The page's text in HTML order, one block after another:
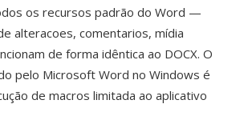
os recursos padrão do Word —
alteracoes, comentarios, mídia
de forma idêntica ao DOCX. O
pelo Microsoft Word no Windows é
de macros limitada ao aplicativo